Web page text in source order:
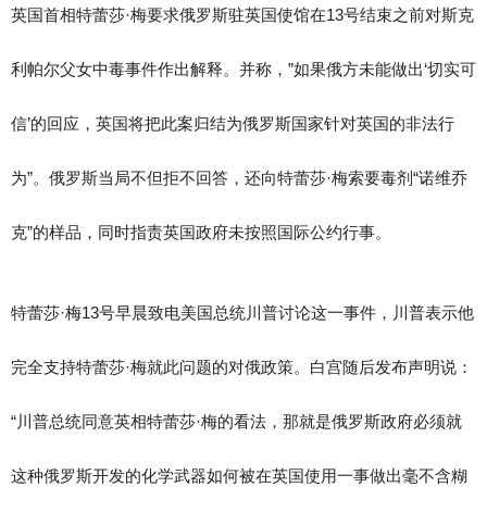
英国首相特蕾莎·梅要求俄罗斯驻英国使馆在13号结束之前对斯克
利帕尔父女中毒事件作出解释。并称，”如果俄方未能做出‘切实可
信’的回应，英国将把此案归结为俄罗斯国家针对英国的非法行
为”。俄罗斯当局不但拒不回答，还向特蕾莎·梅索要毒剂“诺维乔
克”的样品，同时指责英国政府未按照国际公约行事。
特蕾莎·梅13号早晨致电美国总统川普讨论这一事件，川普表示他
完全支持特蕾莎·梅就此问题的对俄政策。白宫随后发布声明说：
“川普总统同意英相特蕾莎·梅的看法，那就是俄罗斯政府必须就
这种俄罗斯开发的化学武器如何被在英国使用一事做出毫不含糊